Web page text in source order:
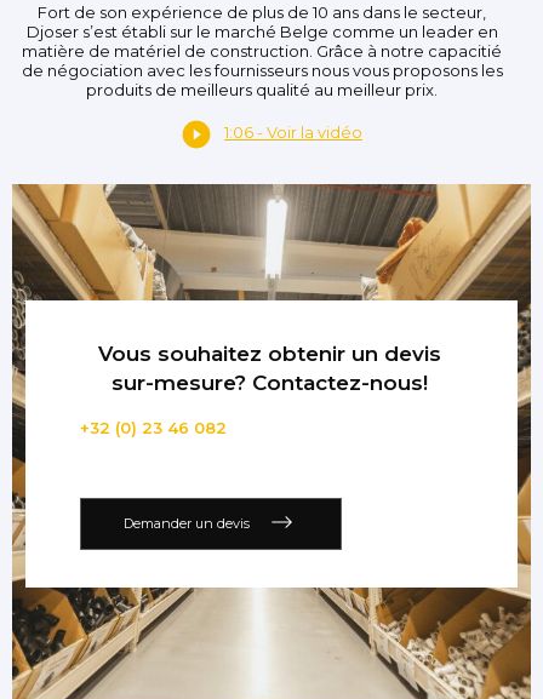
Fort de son expérience de plus de 10 ans dans le secteur,
Djoser s’est établi sur le marché Belge comme un leader en
matière de matériel de construction. Grâce à notre capacitié
de négociation avec les fournisseurs nous vous proposons les
produits de meilleurs qualité au meilleur prix.
1:06 - Voir la vidéo
Vous souhaitez obtenir un devis
sur-mesure? Contactez-nous!
+32 (0) 23 46 082
Demander un devis